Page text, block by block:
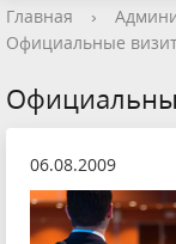
Главная ›
Официальные
06.08.2009